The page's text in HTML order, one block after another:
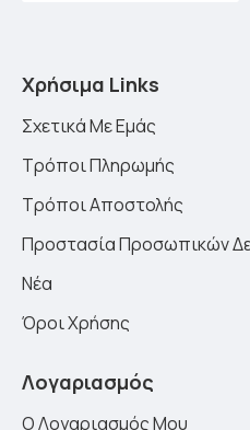
Χρήσιμα Links
Σχετικά Με Εμάς
Τρόποι Πληρωμής
Τρόποι Αποστολής
Προστασία Προσωπικών
Νέα
Όροι Χρήσης
Λογαριασμός
Ο Λογαριασμός Μου